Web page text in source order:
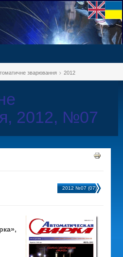
зварювання 2012
2012, №07
2012 №07 (07)